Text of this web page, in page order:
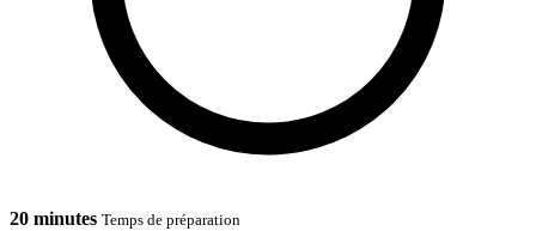
20 minutes Temps de préparation